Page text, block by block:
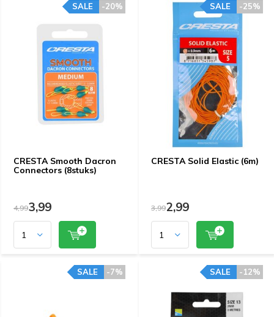
CRESTA Smooth Dacron
Connectors (8stuks)
-20%
SALE
4,993,99
CRESTA Solid Elastic (6m)
-25%
SALE
3,992,99
-7%
SALE -12%
SALE